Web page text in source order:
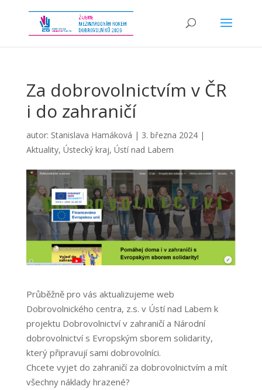
Za dobrovolnictvím v ČR
i do zahraničí
autor: Stanislava Hamáková | 3. března 2024|
Aktuality, Ústecký kraj, Ústí nad Labem
Průběžně pro vás aktualizujeme web
Dobrovolnického centra, z.s. v Ústí nad Labem k
projektu Dobrovolnictví v zahraničí a Národní
dobrovolnictví s Evropským sborem solidarity,
který připravují sami dobrovolníci.
Chcete vyjet do zahraničí za dobrovolnictvím a mít
všechny náklady hrazené?